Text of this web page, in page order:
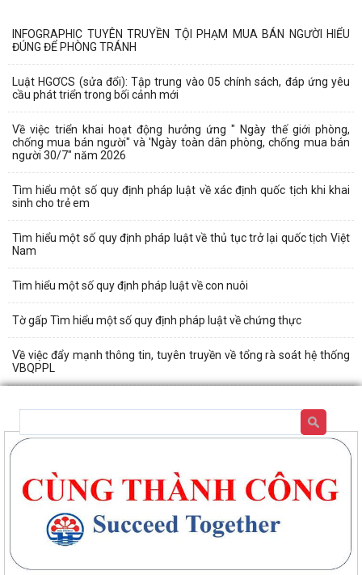
INFOGRAPHIC TUYÊN TRUYỀN TỘI PHẠM MUA BÁN NGƯỜI HIỂU
ĐÚNG ĐỂ PHÒNG TRÁNH
Luật HGƠCS (sửa đổi): Tập trung vào 05 chính sách, đáp ứng yêu
cầu phát triển trong bối cảnh mới
Về việc triển khai hoạt động hưởng ứng " Ngày thế giới phòng,
chống mua bán người" và 'Ngày toàn dân phòng, chống mua bán
người 30/7" năm 2026
Tìm hiểu một số quy định pháp luật về xác định quốc tịch khi khai
sinh cho trẻ em
Tìm hiểu một số quy định pháp luật về thủ tục trở lại quốc tịch Việt
Nam
Tìm hiểu một số quy định pháp luật về con nuôi
Tờ gấp Tìm hiểu một số quy định pháp luật về chứng thực
Về việc đẩy mạnh thông tin, tuyên truyền về tổng rà soát hệ thống
VBQPPL